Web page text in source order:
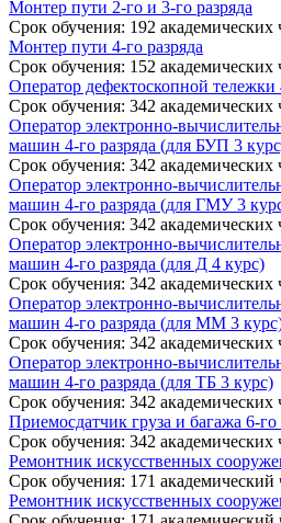
Монтер пути 2-го и 3-го разряда
Срок обучения: 192 академических
Монтер пути 4-го разряда
Срок обучения: 152 академических
Оператор дефектоскопной тележки
Срок обучения: 342 академических
Оператор электронно-
машин 4-го разряда (для БУП 3
Срок обучения: 342 академических
Оператор электронно-
машин 4-го разряда (для ГМУ 3
Срок обучения: 342 академических
Оператор электронно-
машин 4-го разряда (для Д 4 курс)
Срок обучения: 342 академических
Оператор электронно-
машин 4-го разряда (для ММ 3
Срок обучения: 342 академических
Оператор электронно-
машин 4-го разряда (для ТБ 3 курс)
Срок обучения: 342 академических
Приемосдатчик груза и багажа 6-го
Срок обучения: 342 академических
Ремонтник искусственных
Срок обучения: 171 академический
Ремонтник искусственных